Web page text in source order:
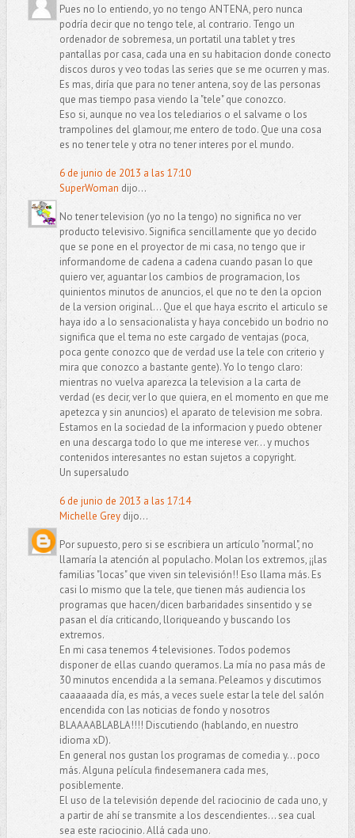
Pues no lo entiendo, yo no tengo ANTENA, pero nunca
podría decir que no tengo tele, al contrario. Tengo un
ordenador de sobremesa, un portatil una tablet y tres
pantallas por casa, cada una en su habitacion donde conecto
discos duros y veo todas las series que se me ocurren y mas.
Es mas, diría que para no tener antena, soy de las personas
que mas tiempo pasa viendo la "tele" que conozco.
Eso si, aunque no vea los telediarios o el salvame o los
trampolines del glamour, me entero de todo. Que una cosa
es no tener tele y otra no tener interes por el mundo.
6 de junio de 2013 a las 17:10
SuperWoman dijo...
No tener television (yo no la tengo) no significa no ver
producto televisivo. Significa sencillamente que yo decido
que se pone en el proyector de mi casa, no tengo que ir
informandome de cadena a cadena cuando pasan lo que
quiero ver, aguantar los cambios de programacion, los
quinientos minutos de anuncios, el que no te den la opcion
de la version original... Que el que haya escrito el articulo se
haya ido a lo sensacionalista y haya concebido un bodrio no
significa que el tema no este cargado de ventajas (poca,
poca gente conozco que de verdad use la tele con criterio y
mira que conozco a bastante gente). Yo lo tengo claro:
mientras no vuelva aparezca la television a la carta de
verdad (es decir, ver lo que quiera, en el momento en que me
apetezca y sin anuncios) el aparato de television me sobra.
Estamos en la sociedad de la informacion y puedo obtener
en una descarga todo lo que me interese ver... y muchos
contenidos interesantes no estan sujetos a copyright.
Un supersaludo
6 de junio de 2013 a las 17:14
Michelle Greydijo...
Por supuesto, pero si se escribiera un artículo "normal", no
llamaría la atención al populacho. Molan los extremos, ¡¡las
familias "locas" que viven sin televisión!! Eso llama más. Es
casi lo mismo que la tele, que tienen más audiencia los
programas que hacen/dicen barbaridades sinsentido y se
pasan el día criticando, lloriqueando y buscando los
extremos.
En mi casa tenemos 4 televisiones. Todos podemos
disponer de ellas cuando queramos. La mía no pasa más de
30 minutos encendida a la semana. Peleamos y discutimos
caaaaaada día, es más, a veces suele estar la tele del salón
encendida con las noticias de fondo y nosotros
BLAAAABLABLA!!!! Discutiendo (hablando, en nuestro
idioma xD).
En general nos gustan los programas de comedia y... poco
más. Alguna película findesemanera cada mes,
posiblemente.
El uso de la televisión depende del raciocinio de cada uno, y
a partir de ahí se transmite a los descendientes... sea cual
sea este raciocinio. Allá cada uno.